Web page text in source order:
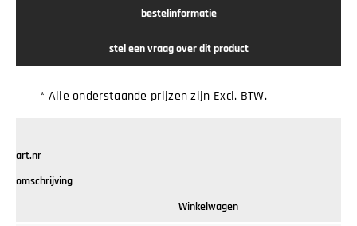
bestelinformatie
stel een vraag over dit product
* Alle onderstaande prijzen zijn Excl. BTW.
art.nr
omschrijving
Winkelwagen